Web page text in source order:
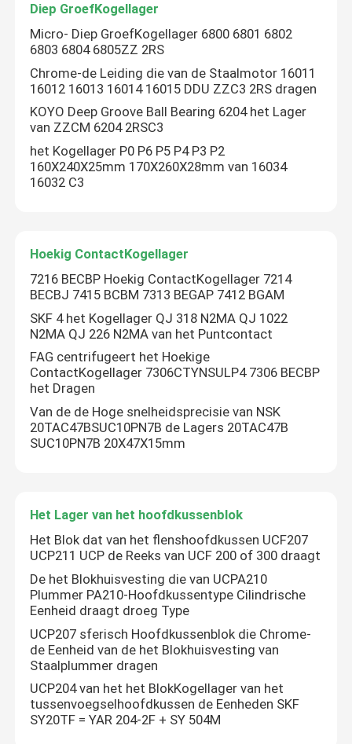
Huis
Diep GroefKogellager
Micro- Diep GroefKogellager 6800 6801 6802
6803 6804 6805ZZ 2RS
Chrome-de Leiding die van de Staalmotor 16011
16012 16013 16014 16015 DDU ZZC3 2RS dragen
KOYO Deep Groove Ball Bearing 6204 het Lager
van ZZCM 6204 2RSC3
het Kogellager P0 P6 P5 P4 P3 P2
160X240X25mm 170X260X28mm van 16034
16032 C3
Hoekig ContactKogellager
7216 BECBP Hoekig ContactKogellager 7214
BECBJ 7415 BCBM 7313 BEGAP 7412 BGAM
SKF 4 het Kogellager QJ 318 N2MA QJ 1022
N2MA QJ 226 N2MA van het Puntcontact
FAG centrifugeert het Hoekige
ContactKogellager 7306CTYNSULP4 7306 BECBP
het Dragen
Van de de Hoge snelheidsprecisie van NSK
20TAC47BSUC10PN7B de Lagers 20TAC47B
SUC10PN7B 20X47X15mm
Het Lager van het hoofdkussenblok
Het Blok dat van het flenshoofdkussen UCF207
UCP211 UCP de Reeks van UCF 200 of 300 draagt
De het Blokhuisvesting die van UCPA210
Plummer PA210-Hoofdkussentype Cilindrische
Eenheid draagt droeg Type
UCP207 sferisch Hoofdkussenblok die Chrome-
de Eenheid van de het Blokhuisvesting van
Staalplummer dragen
UCP204 van het het BlokKogellager van het
tussenvoegselhoofdkussen de Eenheden SKF
SY20TF = YAR 204-2F + SY 504M